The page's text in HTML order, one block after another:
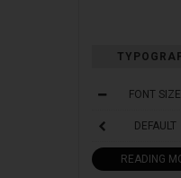
FONT SIZE
DEFAULT
READING